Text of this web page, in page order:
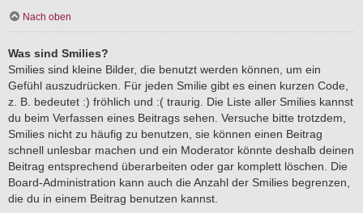
Nach oben
Was sind Smilies?
Smilies sind kleine Bilder, die benutzt werden können, um ein
Gefühl auszudrücken. Für jeden Smilie gibt es einen kurzen Code,
z. B. bedeutet :) fröhlich und :( traurig. Die Liste aller Smilies kannst
du beim Verfassen eines Beitrags sehen. Versuche bitte trotzdem,
Smilies nicht zu häufig zu benutzen, sie können einen Beitrag
schnell unlesbar machen und ein Moderator könnte deshalb deinen
Beitrag entsprechend überarbeiten oder gar komplett löschen. Die
Board-Administration kann auch die Anzahl der Smilies begrenzen,
die du in einem Beitrag benutzen kannst.